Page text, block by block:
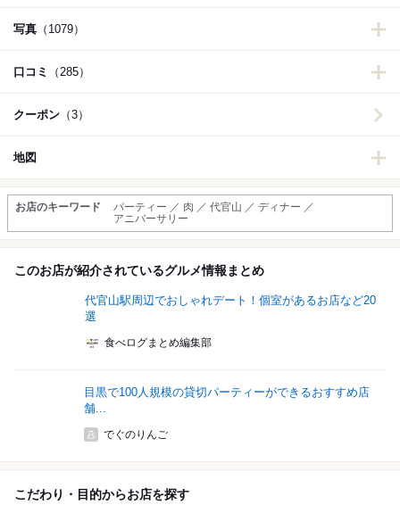
写真 （1079）
口コミ （285）
クーポン （3）
地図
お店のキーワード
パーティー ／ 肉 ／ 代官山 ／ ディナー ／
アニバーサリー
このお店が紹介されているグルメ情報まとめ
代官山駅周辺でおしゃれデート！個室があるお店など20
選
食べログまとめ編集部
目黒で100人規模の貸切パーティーができるおすすめ店
舗...
でぐのりんご
こだわり・目的からお店を探す